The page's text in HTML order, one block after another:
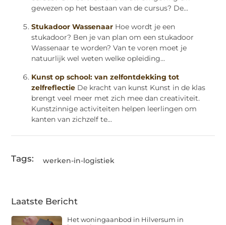
gewezen op het bestaan van de cursus? De...
Stukadoor Wassenaar Hoe wordt je een
stukadoor? Ben je van plan om een stukadoor
Wassenaar te worden? Van te voren moet je
natuurlijk wel weten welke opleiding...
Kunst op school: van zelfontdekking tot
zelfreflectie De kracht van kunst Kunst in de klas
brengt veel meer met zich mee dan creativiteit.
Kunstzinnige activiteiten helpen leerlingen om
kanten van zichzelf te...
Tags: werken-in-logistiek
Laatste Bericht
Het woningaanbod in Hilversum in